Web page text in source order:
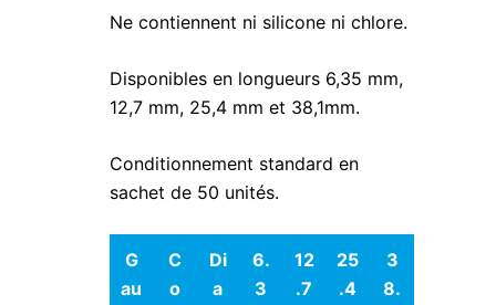
Ne contiennent ni silicone ni chlore.
Disponibles en longueurs 6,35 mm,
12,7 mm, 25,4 mm et 38,1mm.
Conditionnement standard en
sachet de 50 unités.
G
au
C
o
Di
a
6.
3
12
.7
25
.4
3
8.